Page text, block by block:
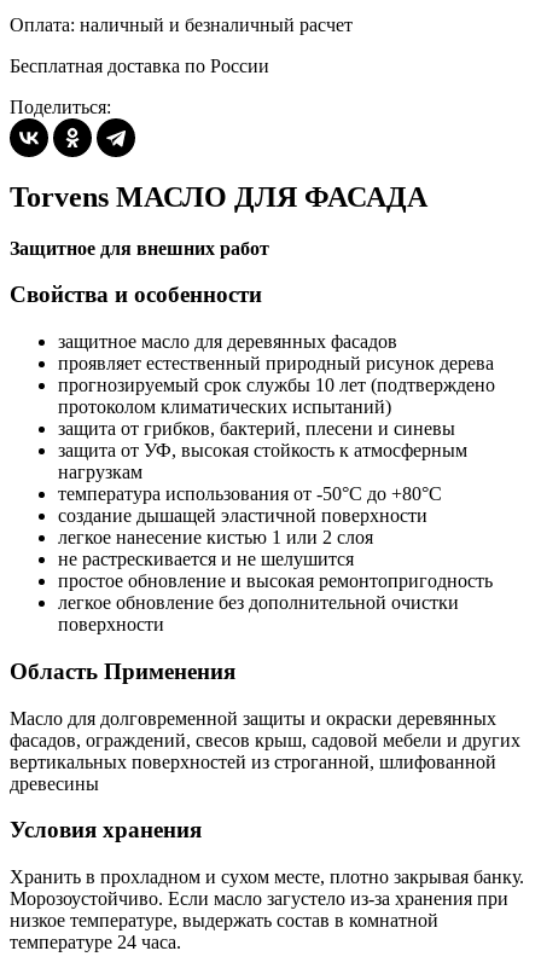
Оплата: наличный и безналичный расчет
Бесплатная доставка по России
Поделиться:
Torvens МАСЛО ДЛЯ ФАСАДА
Защитное для внешних работ
Свойства и особенности
защитное масло для деревянных фасадов
проявляет естественный природный рисунок дерева
прогнозируемый срок службы 10 лет (подтверждено
протоколом климатических испытаний)
защита от грибков, бактерий, плесени и синевы
защита от УФ, высокая стойкость к атмосферным
нагрузкам
температура использования от -50°С до +80°С
создание дышащей эластичной поверхности
легкое нанесение кистью 1 или 2 слоя
не растрескивается и не шелушится
простое обновление и высокая ремонтопригодность
легкое обновление без дополнительной очистки
поверхности
Область Применения
Масло для долговременной защиты и окраски деревянных
фасадов, ограждений, свесов крыш, садовой мебели и других
вертикальных поверхностей из строганной, шлифованной
древесины
Условия хранения
Хранить в прохладном и сухом месте, плотно закрывая банку.
Морозоустойчиво. Если масло загустело из-за хранения при
низкое температуре, выдержать состав в комнатной
температуре 24 часа.